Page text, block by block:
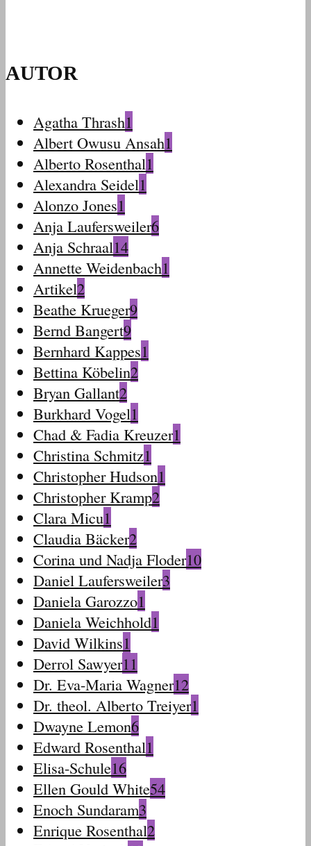
AUTOR
Agatha Thrash1
Albert Owusu Ansah1
Alberto Rosenthal1
Alexandra Seidel1
Alonzo Jones1
Anja Laufersweiler6
Anja Schraal14
Annette Weidenbach1
Artikel2
Beathe Krueger9
Bernd Bangert9
Bernhard Kappes1
Bettina Köbelin2
Bryan Gallant2
Burkhard Vogel1
Chad & Fadia Kreuzer1
Christina Schmitz1
Christopher Hudson1
Christopher Kramp2
Clara Micu1
Claudia Bäcker2
Corina und Nadja Floder10
Daniel Laufersweiler3
Daniela Garozzo1
Daniela Weichhold1
David Wilkins1
Derrol Sawyer11
Dr. Eva-Maria Wagner12
Dr. theol. Alberto Treiyer1
Dwayne Lemon6
Edward Rosenthal1
Elisa-Schule16
Ellen Gould White54
Enoch Sundaram3
Enrique Rosenthal2